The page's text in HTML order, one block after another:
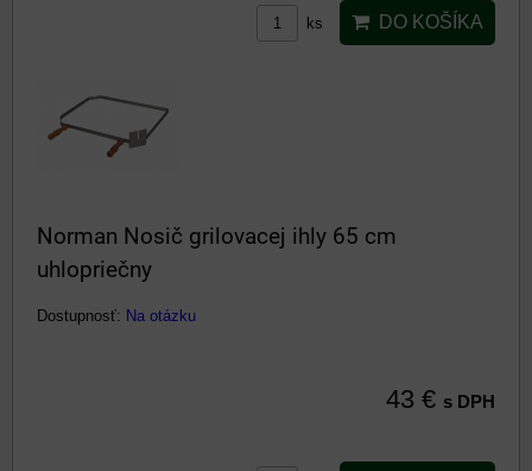
ks DO KOŠÍKA
Norman Nosič grilovacej ihly 65 cm
uhlopriečny
Dostupnosť: Na otázku
43 € s DPH